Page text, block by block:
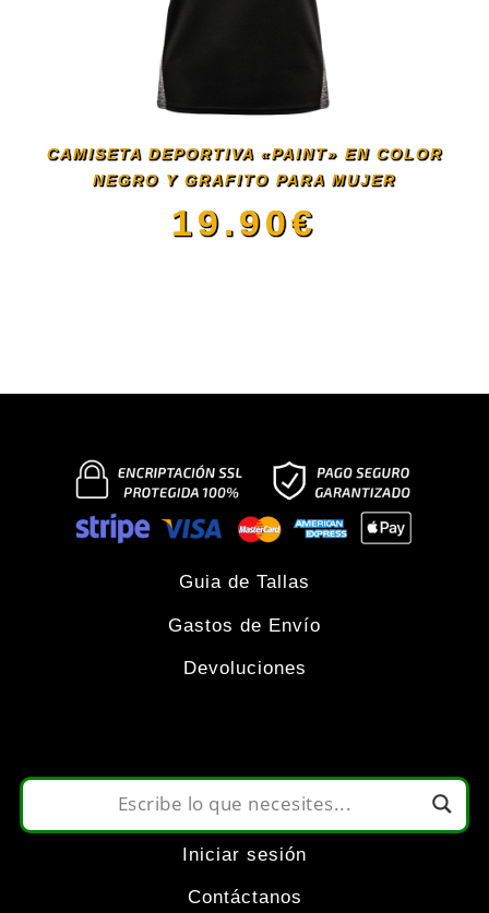
opciones
se
pueden
elegir
de
producto
CAMISETA DEPORTIVA «PAINT» EN COLOR
NEGRO Y GRAFITO PARA MUJER
19.90€
múltiples
variantes.
Las
opciones
pueden
elegir
en
Guia de Tallas
Gastos de Envío
Devoluciones
Iniciar sesión
Contáctanos